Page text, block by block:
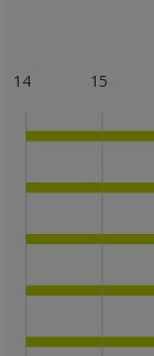
14 15